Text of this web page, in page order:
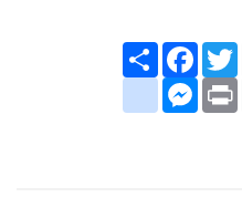
انشر
FacebookTwitter
google_bookmarksMessenger Print